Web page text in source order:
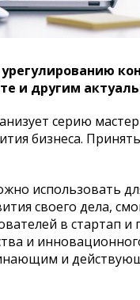
и другим
серию
бизнеса.
использовать
своего дела,
в стартап
и
и